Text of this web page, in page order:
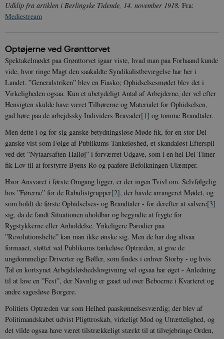
Udklip fra artiklen i Berlingske Tidende, 14. november 1918. Fra:
Mediestream
Optøjerne ved Grønttorvet
Spektakelmødet paa Grønttorvet igaar viste, hvad man paa Forhaand kunde
vide, hvor ringe Magt den saakaldte Syndikalistbevægelse har her i
Landet. ”Generalstriken” blev en Fiasko; Ophidselsesmødet blev det i
Virkeligheden ogsaa. Kun et ubetydeligt Antal af Arbejderne, der vel efter
Hensigten skulde have været Tilhørerne og Materialet for Ophidselsen,
gad høre paa de arbejdssky Individers Bravader[1] og tomme Brandtaler.
Men dette i og for sig ganske betydningsløse Møde fik, for en stor Del
ganske vist som Følge af Publikums Tankeløshed, et skandaløst Efterspil
ved det ”Nytaarsaften-Halløj” i forværret Udgave, som i en hel Del Timer
fik Lov til at forstyrre Byens Ro og paaføre Befolkningen Ulæmper.
Hvor Ansvaret i første Omgang ligger, er der ingen Tvivl om. Selvfølgelig
hos ”Førerne” for de Rabulistgrupper[2], der havde arrangeret Mødet, og
som holdt de første Ophidselses- og Brandtaler - for derefter at salvere[3]
sig, da de fandt Situationen uholdbar og begyndte at frygte for
Rygstykkerne eller Anholdelse. Ynkeligere Parodier paa
”Revolutionshelte” kan man ikke ønske sig. Men de har dog altsaa
formaaet, støttet ved Publikums tankeløse Optræden, at give de
ungdommelige Driverter og Bøller, som findes i enhver Storby - og hvis
Tal en kortsynet Arbejdsløshedslovgivning vel ogsaa har øget - Anledning
til at lave en ”Fest”, der Navnlig er gaaet ud over Beboerne i Kvarteret og
andre sagesløse Borgere.
Politiets Optræden var som Helhed paaskønnelsesværdig; der blev af
Politimandskabet udvist Pligttroskab, virkeligt Mod og Utrættelighed, og
det vilde ogsaa have været tilstrækkeligt stærkt til at tilvejebringe Orden,